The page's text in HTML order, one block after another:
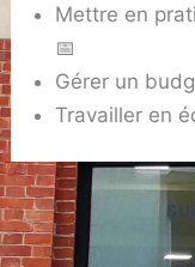
Mettre en
📅
Gérer un
Travailler en